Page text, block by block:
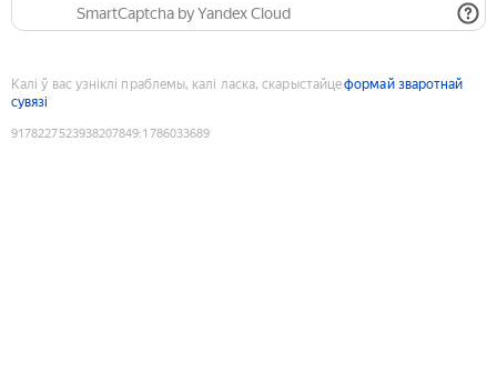
SmartCaptcha by Yandex Cloud
Калі ў вас узніклі праблемы, калі ласка, скарыстайцеформай зваротнай
сувязі
9178227523938207849:1786033689